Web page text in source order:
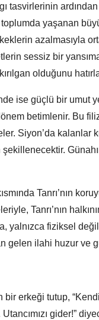
tasvirlerinin
yaşanan
azalmasıyla
sessiz bir
olduğunu
ise güçlü bir umut
betimlenir. Bu
Siyon’da kalanlar
şekillenecektir.
Tanrı’nın
Tanrı’nın
yalnızca fiziksel
gelen ilahi huzur ve
bir erkeği tutup,
gider!”